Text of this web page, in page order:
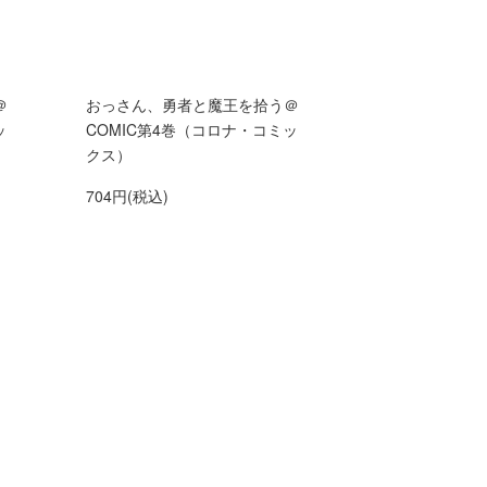
おっさん、勇者と魔王を拾う＠
COMIC第4巻（コロナ・コミッ
クス）
704円(税込)